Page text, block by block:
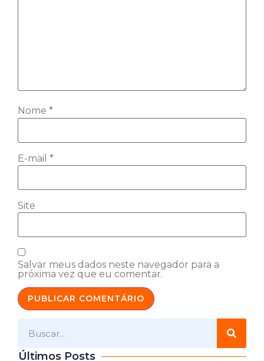
Nome *
E-mail *
Site
Salvar meus dados neste navegador para a
próxima vez que eu comentar.
Últimos Posts